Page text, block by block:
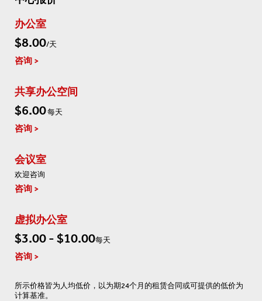
办公室
$8.00/天
咨询
共享办公空间
$6.00每天
咨询
会议室
欢迎咨询
咨询
虚拟办公室
$3.00 - $10.00每天
咨询
所示价格皆为人均低价，以为期24个月的租赁合同或可提供的低价为
计算基准。